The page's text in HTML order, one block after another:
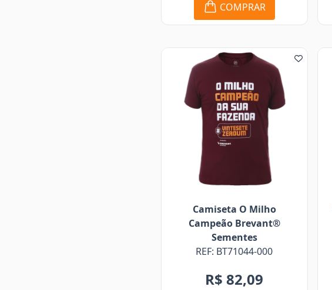
COMPRAR
Camiseta O Milho
Campeão Brevant®
Sementes
REF: BT71044-000
R$ 82,09